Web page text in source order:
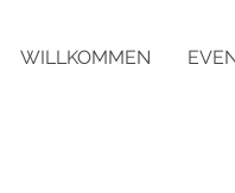
WILLKOMMEN